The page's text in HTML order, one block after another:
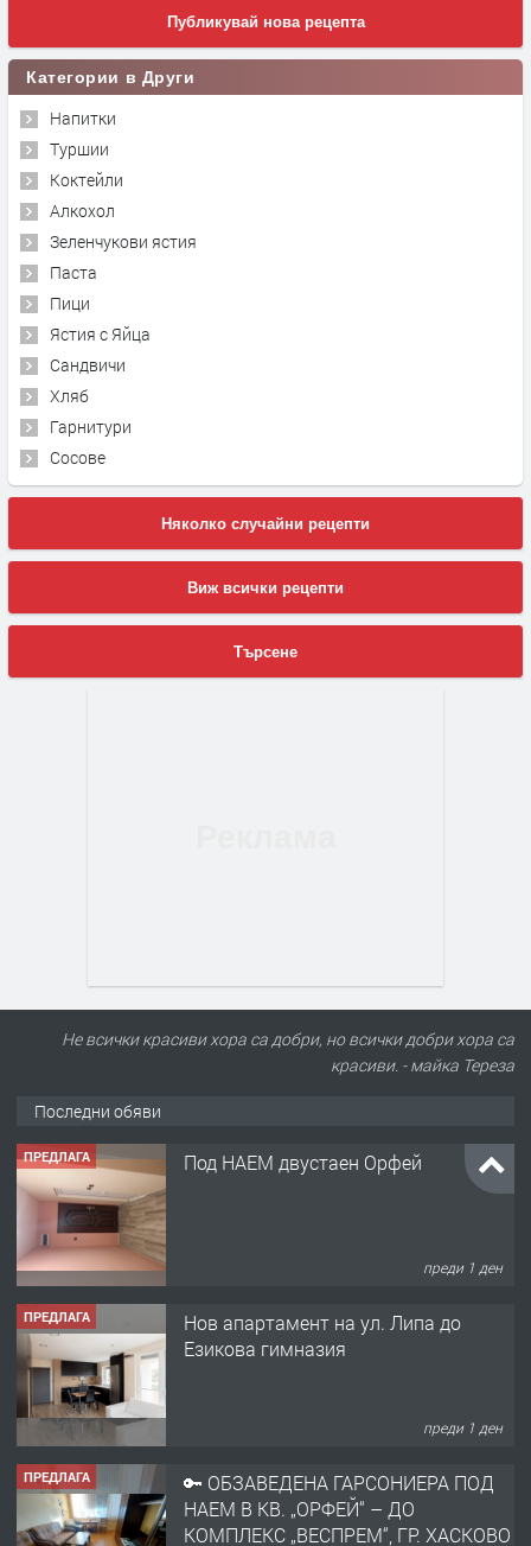
Публикувай нова рецепта
Категории в Други
Напитки
Туршии
Коктейли
Алкохол
Зеленчукови ястия
Паста
Пици
Ястия с Яйца
Сандвичи
Хляб
Гарнитури
Сосове
Няколко случайни рецепти
Виж всички рецепти
Търсене
Не всички красиви хора са добри, но всички добри хора са
красиви. - майка Тереза
Последни обяви
ПРЕДЛАГА Под НАЕМ двустаен Орфей
преди 1 ден
ПРЕДЛАГА
Нов апартамент на ул. Липа до
Езикова гимназия
преди 1 ден
ПРЕДЛАГА
🔑 ОБЗАВЕДЕНА ГАРСОНИЕРА ПОД
НАЕМ В КВ. „ОРФЕЙ“ – ДО
КОМПЛЕКС „ВЕСПРЕМ“, ГР. ХАСКОВО